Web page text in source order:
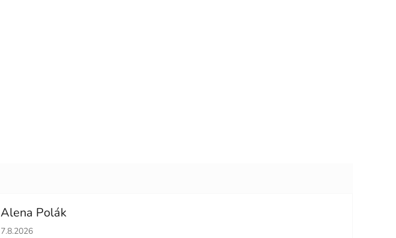
Alena Polák
Hodnocení obchodu je 5 z 5 hvězdiček.
7.8.2026